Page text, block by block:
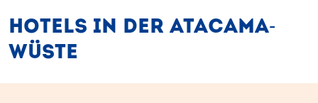
HOTELS IN DER ATACAMA-
WÜSTE